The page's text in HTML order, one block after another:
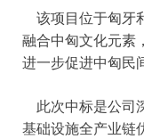
该项目位于匈牙
融合中匈文化元素
进一步促进中匈民
此次中标是公司
基础设施全产业链